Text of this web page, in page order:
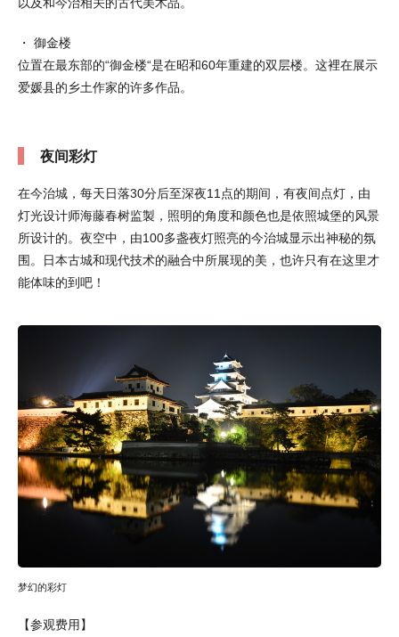
以及和今治相关的古代美术品。
・ 御金楼
位置在最东部的“御金楼“是在昭和60年重建的双层楼。这裡在展示
爱媛县的乡土作家的许多作品。
夜间彩灯
在今治城，每天日落30分后至深夜11点的期间，有夜间点灯，由
灯光设计师海藤春树监製，照明的角度和颜色也是依照城堡的风景
所设计的。夜空中，由100多盏夜灯照亮的今治城显示出神秘的氛
围。日本古城和现代技术的融合中所展现的美，也许只有在这里才
能体味的到吧！
梦幻的彩灯
【参观费用】